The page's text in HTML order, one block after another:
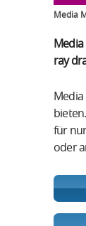
Media
ray
für
oder